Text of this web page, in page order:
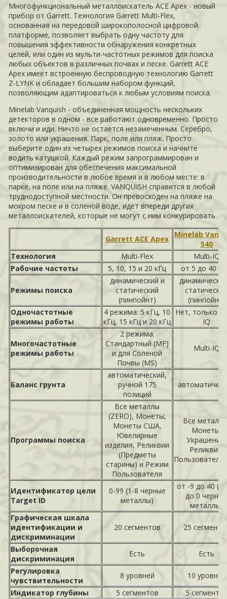
Многофункциональный металлоискатель ACE Apex - новый
прибор от Garrett. Технология Garrett Multi-Flex,
основанная на передовой широкополосной цифровой
платформе, позволяет выбрать одну частоту для
повышения эффективности обнаружения конкретных
целей, или один из мульти-частотных режимов для поиска
любых объектов в различных почвах и песке. Garrett ACE
Apex имеет встроенную беспроводную технологию Garrett
Z-LYNK и обладает большим набором функций,
позволяющим адаптироваться к любым условиям поиска.
Minelab Vanquish - объединенная мощность нескольких
детекторов в одном - все работают одновременно. Просто
включи и иди. Ничто не остается незамеченным. Серебро,
золото или украшения. Парк, поле или пляж. Просто
выберите один из четырех режимов поиска и начните
водить катушкой. Каждый режим запрограммирован и
оптимизирован для обеспечения максимальной
производительности в любое время и в любом месте: в
парке, на поле или на пляже. VANQUISH справится в любой
труднодоступной местности. Он превосходен на пляже на
мокром песке и в соленой воде, идет впереди других
металлоискателей, которые не могут с ним конкурировать.
Garrett ACE Apex
Minelab
540
Технология
Multi-Flex
Multi-IQ
Рабочие частоты
5, 10, 15 и 20 кГц от 5 до 40
Режимы поиска
динамический и
статический
(пинпойнт)
(пинпойнт)
Одночастотные
режимы работы
4 режима: 5 кГц, 10
кГц, 15 кГц и 20 кГц
Нет, только
IQ
Многочастотные
режимы работы
2 режима:
Стандартный (MF)
и для Соленой
Почвы (MS)
Multi-IQ
Баланс грунта
автоматический,
ручной 175
позиций
Программы поиска
Все металлы
(ZERO), Монеты,
Монеты США,
Ювелирные
изделия, Реликвии
(Предметы
старины) и Режим
Пользователя
Все
Монеты,
Украшения,
Реликвии,
Идентификатор цели
Target ID
0-99 (1-8 черные
металлы)
от -9 до 40
до 0
металлы)
Графическая шкала
идентификации и
дискриминации
20 сегментов 25
Выборочная
дискриминация
Есть
Есть
Регулировка
чувствительности
8 уровней
10 уровней
Индикатор глубины
5 сегментов
5